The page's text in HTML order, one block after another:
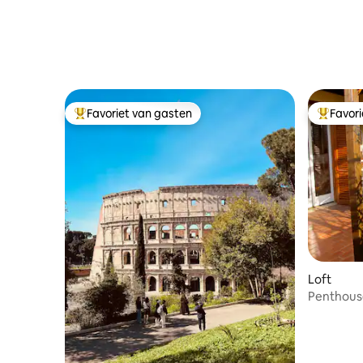
Topfavoriet van gasten
Favoriet van gasten
Loft